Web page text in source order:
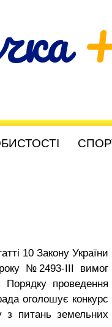
10 Закону України
року №2493-III вимог
Порядку проведення
оголошує конкурс
з питань земельних